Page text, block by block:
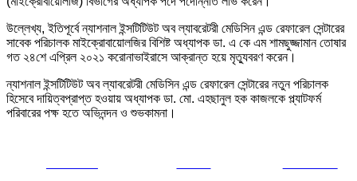
উল্লেখ্য, ইতিপূর্বে ন্যাশনাল ইন্সটিটিউট অব ল্যাবরেটরী মেডিসিন এন্ড রেফারেল সেন্টারের
সাবেক পরিচালক মাইক্রোবায়োলজির বিশিষ্ট অধ্যাপক ডা. এ কে এম শামছুজ্জামান তোষার
গত ২৪শে এপ্রিল ২০২১ করোনাভাইরাসে আক্রান্ত হয়ে মৃত্যুবরণ করেন।
ন্যাশনাল ইন্সটিটিউট অব ল্যাবরেটরী মেডিসিন এন্ড রেফারেল সেন্টারের নতুন পরিচালক
হিসেবে দায়িত্বপ্রাপ্ত হওয়ায় অধ্যাপক ডা. মো. এহছানুল হক কাজলকে প্ল্যাটফর্ম
পরিবারের পক্ষ হতে অভিনন্দন ও শুভকামনা।